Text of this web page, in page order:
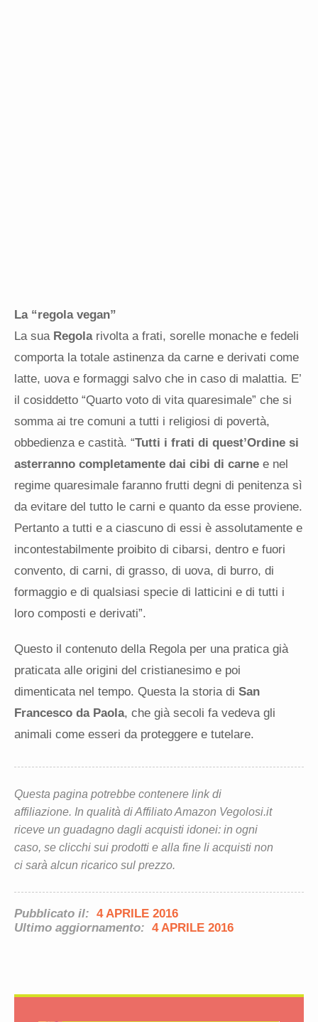
La “regola vegan”
La sua Regolarivolta a frati, sorelle monache e fedeli
comporta la totale astinenza da carne e derivati come
latte, uova e formaggi salvo che in caso di malattia. E’
il cosiddetto “Quarto voto di vita quaresimale” che si
somma ai tre comuni a tutti i religiosi di povertà,
obbedienza e castità. “Tutti i frati di quest’Ordine si
asterranno completamente dai cibi di carne e nel
regime quaresimale faranno frutti degni di penitenza sì
da evitare del tutto le carni e quanto da esse proviene.
Pertanto a tutti e a ciascuno di essi è assolutamente e
incontestabilmente proibito di cibarsi, dentro e fuori
convento, di carni, di grasso, di uova, di burro, di
formaggio e di qualsiasi specie di latticini e di tutti i
loro composti e derivati”.
Questo il contenuto della Regola per una pratica già
praticata alle origini del cristianesimo e poi
dimenticata nel tempo. Questa la storia di San
Francesco da Paola, che già secoli fa vedeva gli
animali come esseri da proteggere e tutelare.
Questa pagina potrebbe contenere link di
affiliazione. In qualità di Affiliato Amazon Vegolosi.it
riceve un guadagno dagli acquisti idonei: in ogni
caso, se clicchi sui prodotti e alla fine li acquisti non
ci sarà alcun ricarico sul prezzo.
Pubblicato il: 4 APRILE 2016
Ultimo aggiornamento: 4 APRILE 2016